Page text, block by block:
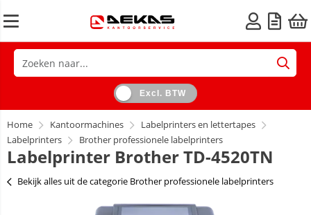
Excl. BTW
Home Kantoormachines
Labelprinters en lettertapes
Labelprinters
Brother professionele labelprinters
Labelprinter Brother TD-4520TN
Bekijk alles uit de categorie Brother professionele labelprinters